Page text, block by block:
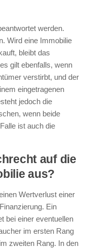
werden.
Wird eine Immobilie
bleibt das
gilt ebenfalls, wenn
verstirbt, und der
eingetragenen
jedoch die
wenn beide
ist auch die
auf die
aus?
Wertverlust einer
Ein
bei einer eventuellen
im ersten Rang
zweiten Rang. In den